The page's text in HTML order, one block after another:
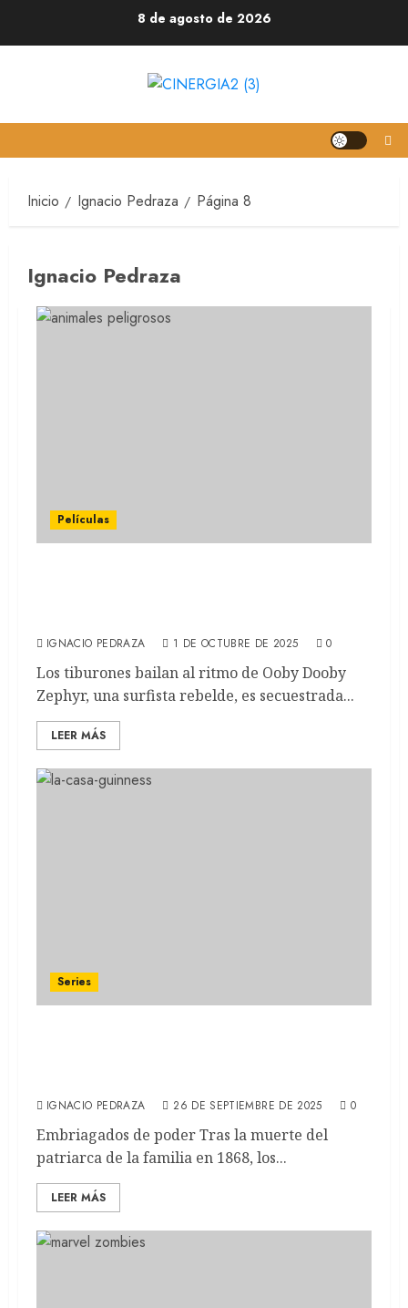
8 de agosto de 2026
Inicio Ignacio Pedraza Página 8
Ignacio Pedraza
Películas
IGNACIO PEDRAZA 1 DE OCTUBRE DE 2025 0
Los tiburones bailan al ritmo de Ooby Dooby
Zephyr, una surfista rebelde, es secuestrada...
LEER MÁS
Series
IGNACIO PEDRAZA 26 DE SEPTIEMBRE DE 2025 0
Embriagados de poder Tras la muerte del
patriarca de la familia en 1868, los...
LEER MÁS